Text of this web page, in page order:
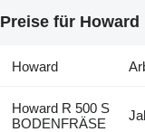
Preise für
Howard
Howard R 500 S
BODENFRÄSE